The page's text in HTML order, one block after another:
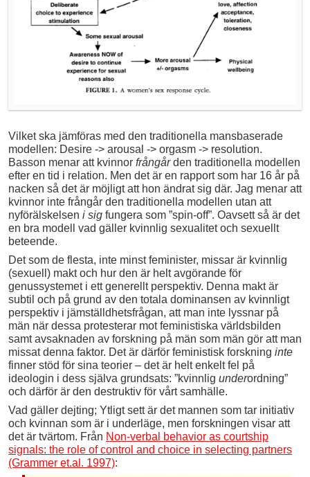
Vilket ska jämföras med den traditionella mansbaserade
modellen: Desire -> arousal -> orgasm -> resolution.
Basson menar att kvinnor frångården traditionella modellen
efter en tid i relation. Men det är en rapport som har 16 år på
nacken så det är möjligt att hon ändrat sig där. Jag menar att
kvinnor inte frångår den traditionella modellen utan att
nyförälskelsen i sig fungera som ”spin-off”. Oavsett så är det
en bra modell vad gäller kvinnlig sexualitet och sexuellt
beteende.
Det som de flesta, inte minst feminister, missar är kvinnlig
(sexuell) makt och hur den är helt avgörande för
genussystemet i ett generellt perspektiv. Denna makt är
subtil och på grund av den totala dominansen av kvinnligt
perspektiv i jämställdhetsfrågan, att man inte lyssnar på
män när dessa protesterar mot feministiska världsbilden
samt avsaknaden av forskning på män som män gör att man
missat denna faktor. Det är därför feministisk forskning inte
finner stöd för sina teorier – det är helt enkelt fel på
ideologin i dess själva grundsats: ”kvinnlig underordning”
och därför är den destruktiv för vårt samhälle.
Vad gäller dejting; Ytligt sett är det mannen som tar initiativ
och kvinnan som är i underläge, men forskningen visar att
det är tvärtom. Från Non-verbal behavior as courtship
signals: the role of control and choice in selecting partners
(Grammer et.al. 1997):